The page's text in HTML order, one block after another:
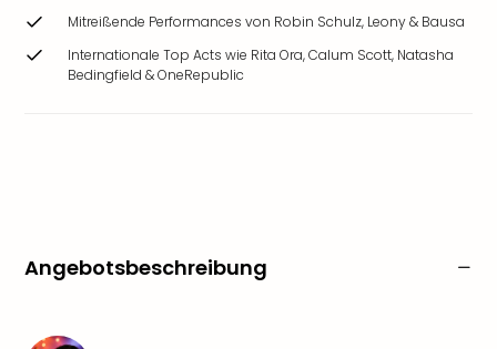
Mitreißende Performances von Robin Schulz, Leony & Bausa
Internationale Top Acts wie Rita Ora, Calum Scott, Natasha
Bedingfield & OneRepublic
Angebotsbeschreibung